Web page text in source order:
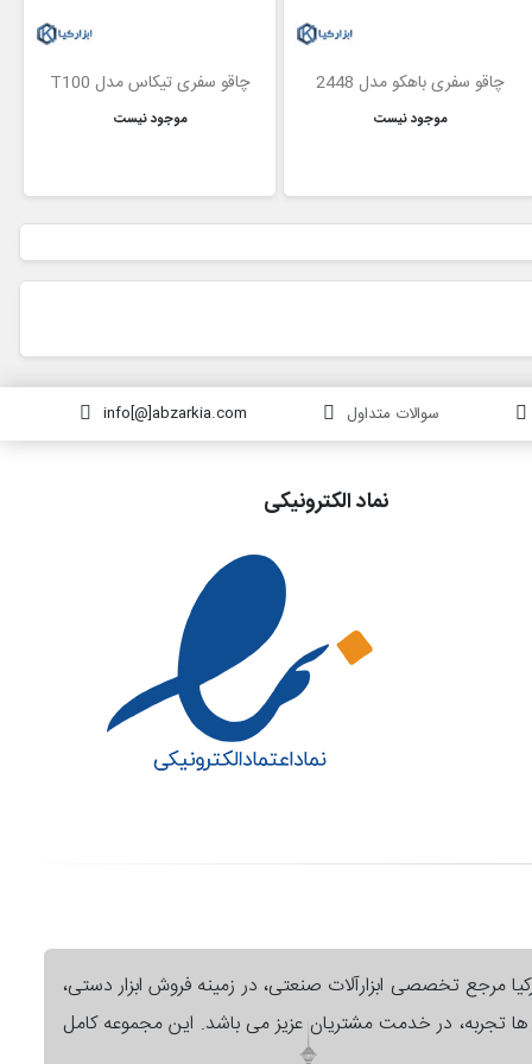
چاقو سفری باهکو مدل 2448
موجود نیست
چاقو سفری تیکاس مدل T100
موجود نیست
info[@]abzarkia.com سوالات متداول
نماد الکترونیکی
مرجع تخصصی ابزارآلات صنعتی، در زمینه فروش ابزار دستی،
ها تجربه، در خدمت مشتریان عزیز می باشد. این مجموعه کامل